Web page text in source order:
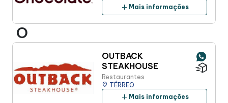
add Mais informações
O
OUTBACK
STEAKHOUSE
Restaurantes
place TÉRREO
add Mais informações